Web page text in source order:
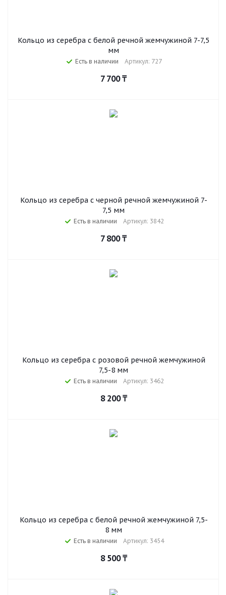
Кольцо из серебра с белой речной жемчужиной 7-7,5
мм
Есть в наличии Артикул: 727
7 700₸
Кольцо из серебра с черной речной жемчужиной 7-
7,5 мм
Есть в наличии Артикул: 3842
7 800₸
Кольцо из серебра с розовой речной жемчужиной
7,5-8 мм
Есть в наличии Артикул: 3462
8 200₸
Кольцо из серебра с белой речной жемчужиной 7,5-
8 мм
Есть в наличии Артикул: 3454
8 500₸